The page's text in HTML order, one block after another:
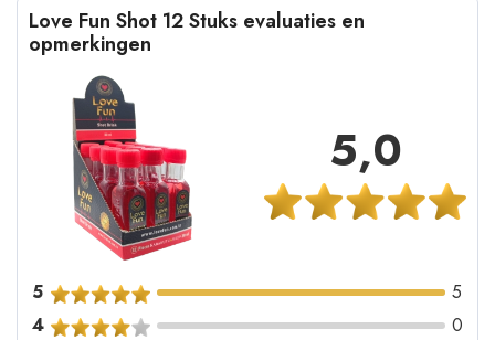
Love Fun Shot 12 Stuks evaluaties en
opmerkingen
5,0
5
5
4
0